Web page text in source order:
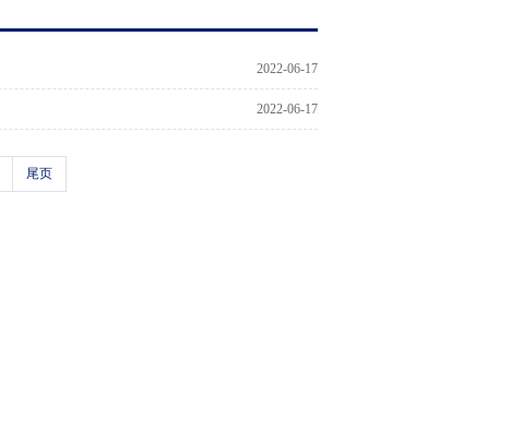
2022-06-17
2022-06-17
尾页